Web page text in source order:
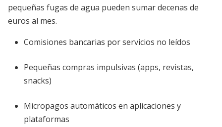
pequeñas fugas de agua pueden sumar decenas de
euros al mes.
Comisiones bancarias por servicios no leídos
Pequeñas compras impulsivas (apps, revistas,
snacks)
Micropagos automáticos en aplicaciones y
plataformas